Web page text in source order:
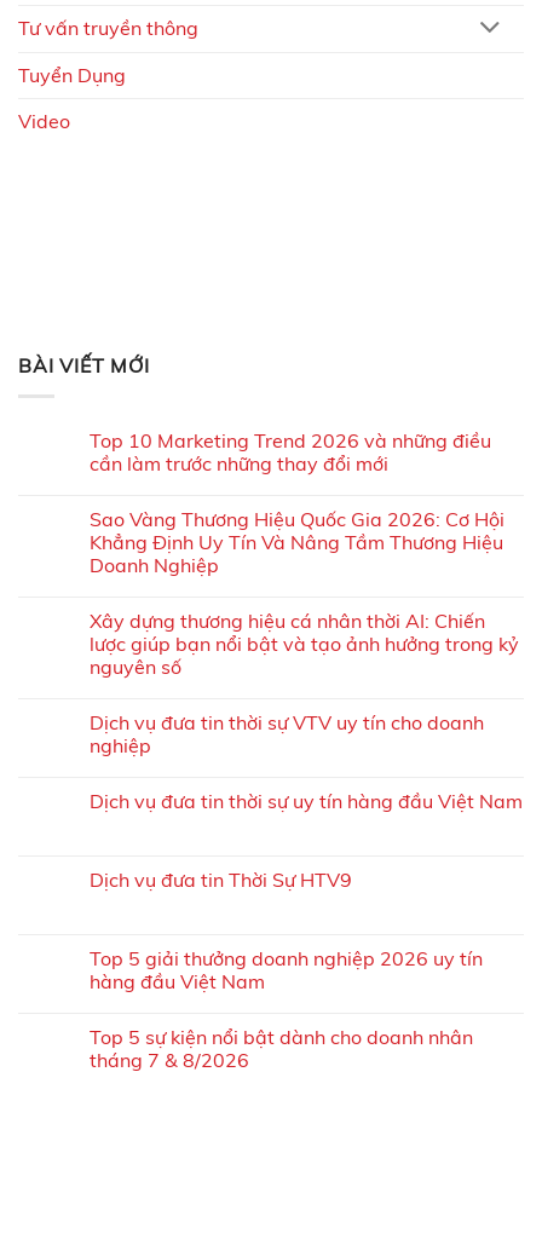
Tư vấn truyền thông
Tuyển Dụng
Video
BÀI VIẾT MỚI
Top 10 Marketing Trend 2026 và những điều
cần làm trước những thay đổi mới
Sao Vàng Thương Hiệu Quốc Gia 2026: Cơ Hội
Khẳng Định Uy Tín Và Nâng Tầm Thương Hiệu
Doanh Nghiệp
Xây dựng thương hiệu cá nhân thời AI: Chiến
lược giúp bạn nổi bật và tạo ảnh hưởng trong kỷ
nguyên số
Dịch vụ đưa tin thời sự VTV uy tín cho doanh
nghiệp
Dịch vụ đưa tin thời sự uy tín hàng đầu Việt Nam
Dịch vụ đưa tin Thời Sự HTV9
Top 5 giải thưởng doanh nghiệp 2026 uy tín
hàng đầu Việt Nam
Top 5 sự kiện nổi bật dành cho doanh nhân
tháng 7 & 8/2026